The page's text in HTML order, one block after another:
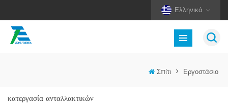
Ελληνικά
Σπίτι > Εργοστάσιο
κατεργασία ανταλλακτικών